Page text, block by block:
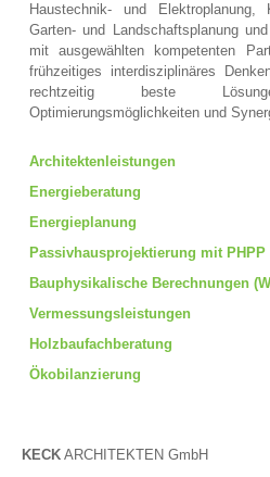
Haustechnik- und Elektroplanung,
Garten- und Landschaftsplanung
mit ausgewählten kompetenten
frühzeitiges interdisziplinäres
rechtzeitig beste
Optimierungsmöglichkeiten und
Architektenleistungen
Energieberatung
Energieplanung
Passivhausprojektierung mit PHPP
Bauphysikalische Berechnungen
Vermessungsleistungen
Holzbaufachberatung
Ökobilanzierung
KECK ARCHITEKTEN GmbH